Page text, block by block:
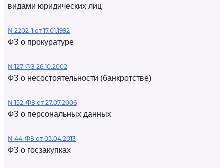
видами юридических лиц
N 2202-1 от 17.01.1992
ФЗ о прокуратуре
N 127-ФЗ 26.10.2002
ФЗ о несостоятельности (банкротстве)
N 152-ФЗ от 27.07.2006
ФЗ о персональных данных
N 44-ФЗ от 05.04.2013
ФЗ о госзакупках